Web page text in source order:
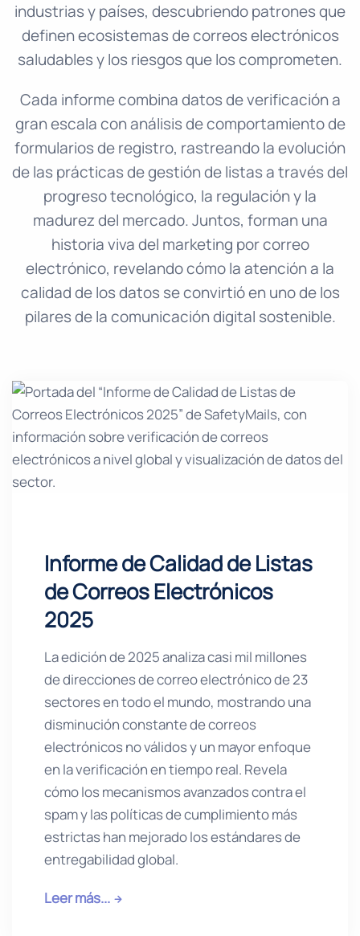
industrias y países, descubriendo patrones que
definen ecosistemas de correos electrónicos
saludables y los riesgos que los comprometen.
Cada informe combina datos de verificación a
gran escala con análisis de comportamiento de
formularios de registro, rastreando la evolución
de las prácticas de gestión de listas a través del
progreso tecnológico, la regulación y la
madurez del mercado. Juntos, forman una
historia viva del marketing por correo
electrónico, revelando cómo la atención a la
calidad de los datos se convirtió en uno de los
pilares de la comunicación digital sostenible.
Informe de Calidad de Listas
de Correos Electrónicos
2025
La edición de 2025 analiza casi mil millones
de direcciones de correo electrónico de 23
sectores en todo el mundo, mostrando una
disminución constante de correos
electrónicos no válidos y un mayor enfoque
en la verificación en tiempo real. Revela
cómo los mecanismos avanzados contra el
spam y las políticas de cumplimiento más
estrictas han mejorado los estándares de
entregabilidad global.
Leer más...